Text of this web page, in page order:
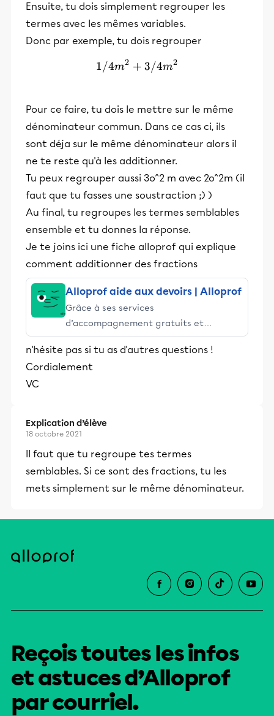
Ensuite, tu dois simplement regrouper les
termes avec les mêmes variables.
Donc par exemple, tu dois regrouper
1/4 m^2 + 3/4 m^2
1/4m2 + 3/4m2
Pour ce faire, tu dois le mettre sur le même
dénominateur commun. Dans ce cas ci, ils
sont déja sur le même dénominateur alors il
ne te reste qu'à les additionner.
Tu peux regrouper aussi 3o^2 m avec 2o^2m (il
faut que tu fasses une soustraction ;) )
Au final, tu regroupes les termes semblables
ensemble et tu donnes la réponse.
Je te joins ici une fiche alloprof qui explique
comment additionner des fractions
Alloprof aide aux devoirs | Alloprof
Grâce à ses services
d’accompagnement gratuits et
stimulants, Alloprof engage les élèves
et leurs parents dans la réussite
éducative.
n'hésite pas si tu as d'autres questions !
Cordialement
VC
Explication d’élève
18 octobre 2021
Il faut que tu regroupe tes termes
semblables. Si ce sont des fractions, tu les
mets simplement sur le même dénominateur.
Reçois toutes les infos
et astuces d’Alloprof
par courriel.